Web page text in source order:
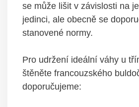
se může lišit v závislosti na
jedinci, ale obecně se
stanovené normy.
Pro udržení ideální váhy u
štěněte francouzského
doporučujeme: